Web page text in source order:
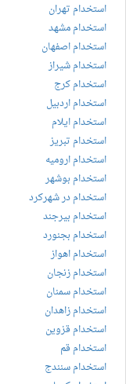
استخدام تهران
استخدام مشهد
استخدام اصفهان
استخدام شیراز
استخدام کرج
استخدام اردبیل
استخدام ایلام
استخدام تبریز
استخدام ارومیه
استخدام بوشهر
استخدام در شهرکرد
استخدام بیرجند
استخدام بجنورد
استخدام اهواز
استخدام زنجان
استخدام سمنان
استخدام زاهدان
استخدام قزوین
استخدام قم
استخدام سنندج